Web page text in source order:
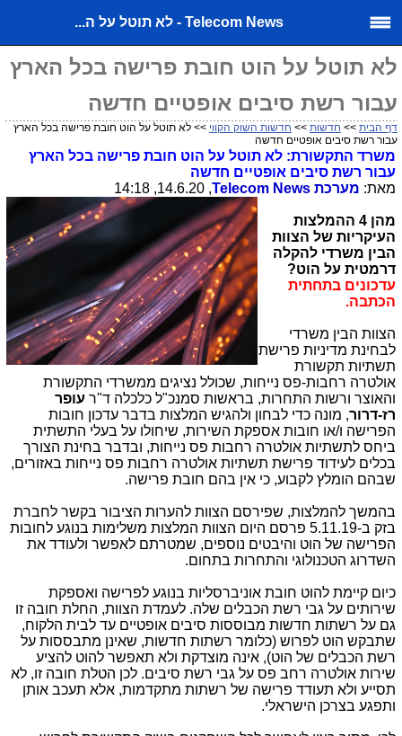
Telecom News - לא תוטל על ה...
לא תוטל על הוט חובת פרישה בכל הארץ
עבור רשת סיבים אופטיים חדשה
דף הבית >> חדשות >> חדשות השוק הקווי >> לא תוטל על הוט חובת פרישה בכל הארץ
עבור רשת סיבים אופטיים חדשה
משרד התקשורת: לא תוטל על הוט חובת פרישה בכל הארץ
עבור רשת סיבים אופטיים חדשה
מאת: מערכת Telecom News
, 14.6.20, 14:18
מהן 4 ההמלצות
העיקריות של הצוות
הבין משרדי להקלה
דרמטית על הוט?
עדכונים בתחתית
הכתבה.
הצוות הבין משרדי
לבחינת מדיניות פרישת
תשתיות תקשורת
אולטרה רחבות-פס נייחות, שכולל נציגים ממשרדי התקשורת
והאוצר ורשות התחרות, בראשות סמנכ"ל כלכלה ד"ר עופר
רז-דרור, מונה כדי לבחון ולהגיש המלצות בדבר עדכון חובות
הפרישה ו/או חובות אספקת השירות, שיחולו על בעלי התשתית
ביחס לתשתיות אולטרה רחבות פס נייחות, ובדבר בחינת הצורך
בכלים לעידוד פרישת תשתיות אולטרה רחבות פס נייחות באזורים,
שבהם הומלץ לקבוע, כי אין בהם חובת פרישה.
בהמשך להמלצות, שפירסם הצוות להערות הציבור בקשר לחברת
בזק ב-5.11.19 פרסם היום הצוות המלצות משלימות בנוגע לחובות
הפרישה של הוט והיבטים נוספים, שמטרתם לאפשר ולעודד את
השדרוג הטכנולוגי והתחרות בתחום.
כיום קיימת להוט חובת אוניברסליות בנוגע לפרישה ואספקת
שירותים על גבי רשת הכבלים שלה. לעמדת הצוות, החלת חובה זו
גם על רשתות חדשות מבוססות סיבים אופטיים עד לבית הלקוח,
שתבקש הוט לפרוש (כלומר רשתות חדשות, שאינן מתבססות על
רשת הכבלים של הוט), אינה מוצדקת ולא תאפשר להוט להציע
שירות אולטרה רחב פס על גבי רשת סיבים. לכן הטלת חובה זו, לא
תסייע ולא תעודד פרישה של רשתות מתקדמות, אלא תעכב אותן
ותפגע בצרכן הישראלי.